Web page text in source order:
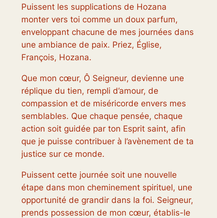
Puissent les supplications de Hozana
monter vers toi comme un doux parfum,
enveloppant chacune de mes journées dans
une ambiance de paix. Priez, Église,
François, Hozana.
Que mon cœur, Ô Seigneur, devienne une
réplique du tien, rempli d’amour, de
compassion et de miséricorde envers mes
semblables. Que chaque pensée, chaque
action soit guidée par ton Esprit saint, afin
que je puisse contribuer à l’avènement de ta
justice sur ce monde.
Puissent cette journée soit une nouvelle
étape dans mon cheminement spirituel, une
opportunité de grandir dans la foi. Seigneur,
prends possession de mon cœur, établis-le